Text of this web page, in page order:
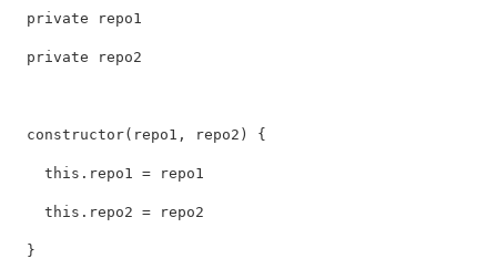
  private repo1
  private repo2
  constructor(repo1, repo2) {
    this.repo1 = repo1
    this.repo2 = repo2
  }